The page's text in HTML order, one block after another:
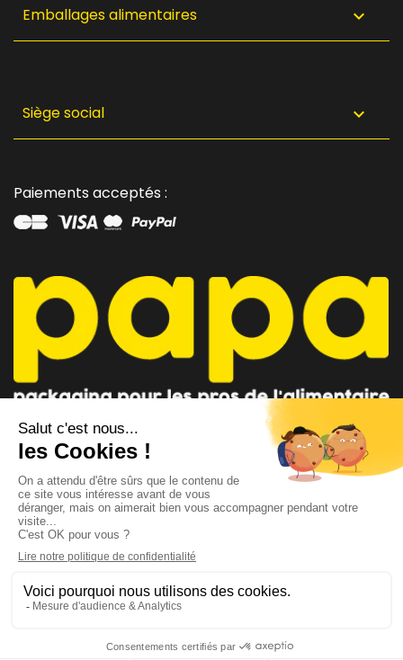
CONSEILLER PAPA
AU 04 91 35 09 09
CONTACTEZ-NOUS
par mail
Emballages alimentaires 
Siège social 
Paiements acceptés :
Suivez-nous